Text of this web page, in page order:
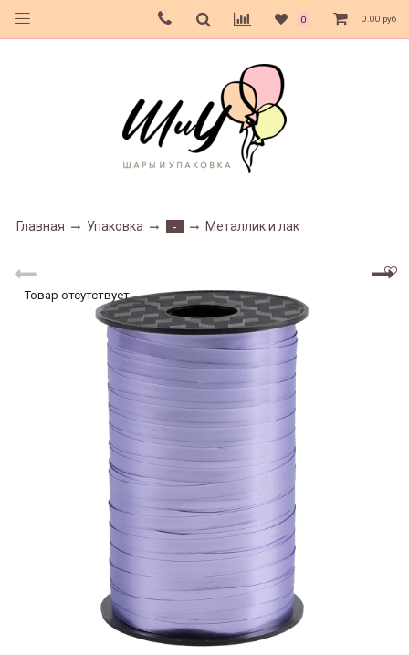
0 0.00 руб
Главная Упаковка - Металлик и лак
Товар отсутствует